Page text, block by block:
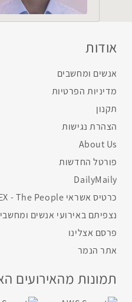
אודות
אנשים ומחשבים
מדיניות הפרטיות
תקנון
הצהרת נגישות
About Us
פורטל החדשות
DailyMaily
כרטיס אשראי AMEX - The People
נצפיתם באירועי אנשים
פרסם אצלינו
אתר הנמר
תמונות מהאירועים